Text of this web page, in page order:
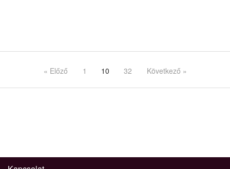
« Előző 1 10 32 Következő »